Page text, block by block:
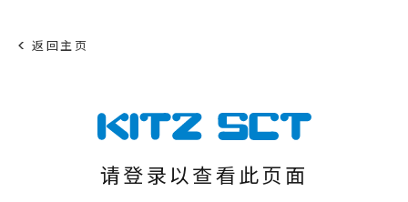
返回主页
请登录以查看此页面